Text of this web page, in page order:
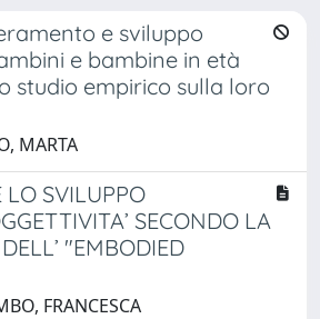
e sviluppo
e bambine in età
studio empirico sulla loro
MARTA
LO SVILUPPO
SECONDO LA
"EMBODIED
FRANCESCA